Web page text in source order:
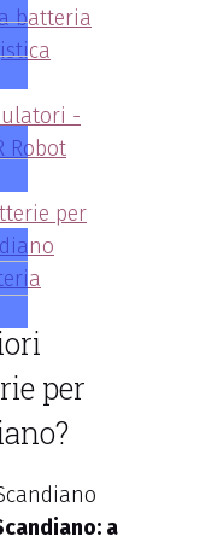
batteria
-
Robot
per
per
a